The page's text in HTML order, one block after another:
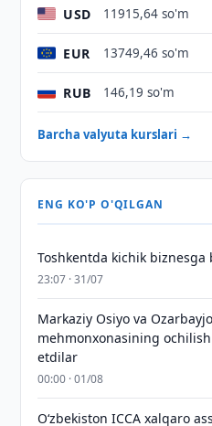
USD 11915,64 so'm
EUR 13749,46 so'm
RUB 146,19 so'm
Barcha valyuta kurslari →
ENG KO'P O'QILGAN
Toshkentda kichik
23:07 · 31/07
Markaziy Osiyo va
mehmonxonasining
etdilar
00:00 · 01/08
O‘zbekiston ICCA xalqaro